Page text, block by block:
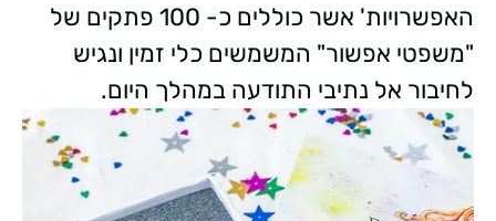
האפשרויות' אשר כוללים כ- 100 פתקים של
"משפטי אפשור" המשמשים כלי זמין ונגיש
לחיבור אל נתיבי התודעה במהלך היום.